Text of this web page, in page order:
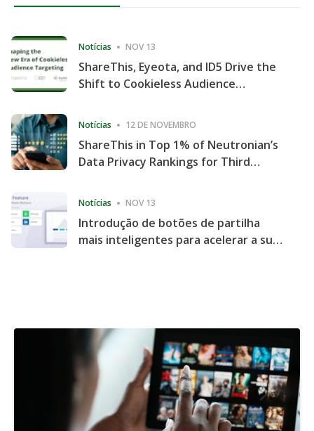
Notícias NOV 13
ShareThis, Eyeota, and ID5 Drive the
Shift to Cookieless Audience
Notícias 12 DE NOVEMBRO
ShareThis in Top 1% of Neutronian’s
Data Privacy Rankings for Third
Notícias NOV 13
Introdução de botões de partilha
mais inteligentes para acelerar a sua